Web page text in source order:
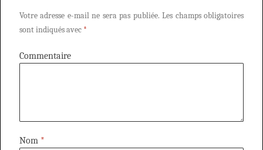
Votre adresse e-mail ne sera pas publiée. Les champs obligatoires
sont indiqués avec *
Commentaire
Nom *